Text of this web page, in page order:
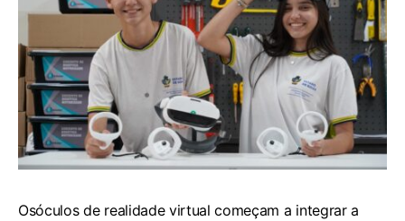
Osóculos de realidade virtual começam a integrar a